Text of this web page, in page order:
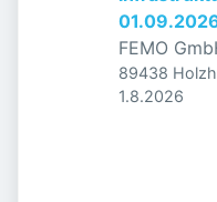
FEMO
89438
Veröffentlicht
1.8.2026